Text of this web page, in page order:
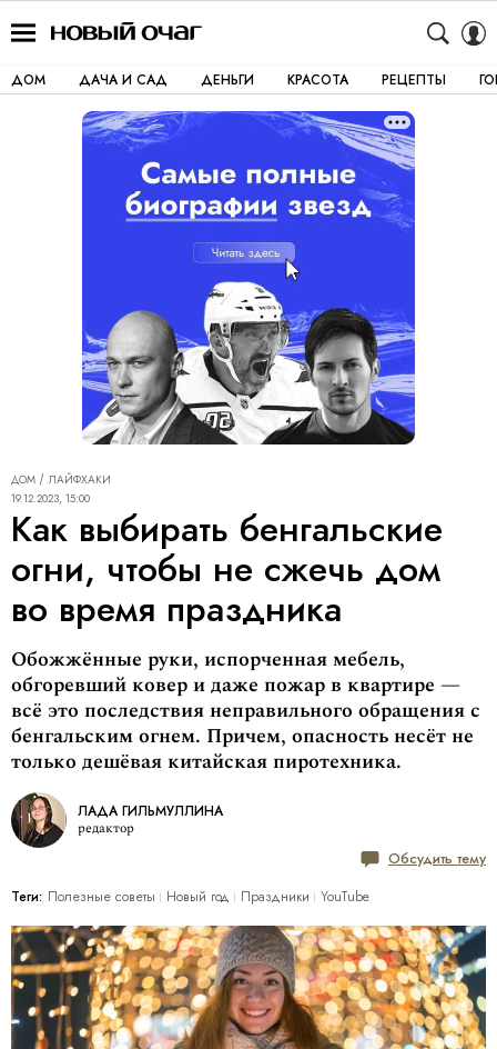
ДОМ ДАЧА И САД ДЕНЬГИ КРАСОТА РЕЦЕПТЫ
ДОМ
ЛАЙФХАКИ
19.12.2023, 15:00
Как выбирать бенгальские
огни, чтобы не сжечь дом
во время праздника
Обожжённые руки, испорченная мебель,
обгоревший ковер и даже пожар в квартире —
всё это последствия неправильного обращения с
бенгальским огнем. Причем, опасность несёт не
только дешёвая китайская пиротехника.
ЛАДА ГИЛЬМУЛЛИНА
редактор
Обсудить тему
Теги: Полезные советы Новый год Праздники YouTube